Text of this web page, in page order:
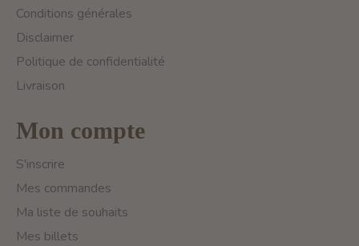
Conditions générales
Disclaimer
Politique de confidentialité
Livraison
Mon compte
S'inscrire
Mes commandes
Ma liste de souhaits
Mes billets